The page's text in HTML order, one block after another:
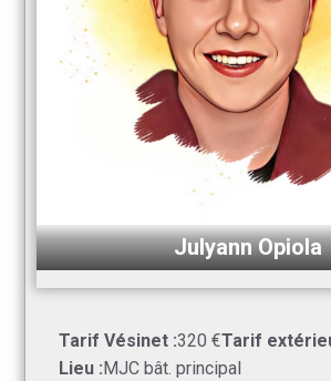
Julyann Opiola
Tarif Vésinet :320 €Tarif
Lieu : MJC bât. principal